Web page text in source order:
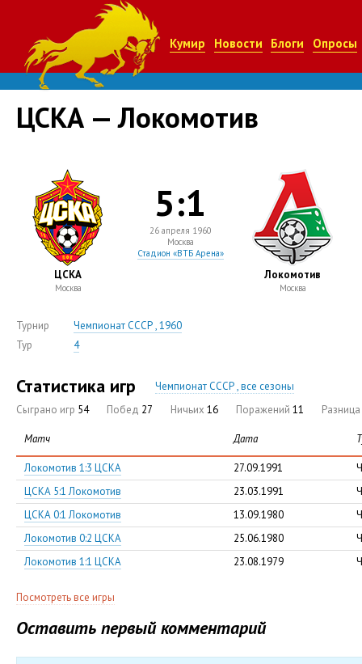
Кумир Новости Блоги Опросы
ЦСКА — Локомотив
ЦСКА
Москва
5:1
26 апреля 1960
Москва
Стадион «ВТБ Арена»
Локомотив
Москва
Турнир
Чемпионат СССР , 1960
Тур
4
Статистика игр
Чемпионат СССР , все сезоны
Сыграно игр 54 Побед 27 Ничьих 16 Поражений 11 Разница
Матч Дата
Локомотив 1:3 ЦСКА 27.09.1991
ЦСКА 5:1 Локомотив
23.03.1991
ЦСКА 0:1 Локомотив
13.09.1980
Локомотив 0:2 ЦСКА
25.06.1980
Локомотив 1:1 ЦСКА
23.08.1979
Посмотреть все игры
Оставить первый комментарий